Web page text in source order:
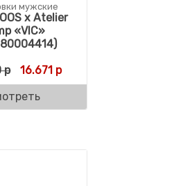
21.939 р.
р.
мужские
x Atelier
«VIC»
р Первоначальная цена
16.671 рТекущая цена: